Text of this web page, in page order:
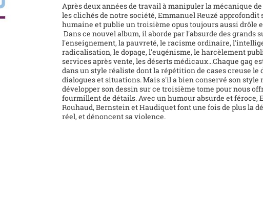
Après deux années de travail à manipuler la mécanique
les clichés de notre société, Emmanuel Reuzé approfondit
humaine et publie un troisième opus toujours aussi drôle
Dans ce nouvel album, il aborde par l'absurde des grands
l'enseignement, la pauvreté, le racisme ordinaire,
radicalisation, le dopage, l'eugénisme, le harcèlement
services après vente, les déserts médicaux...Chaque gag
dans un style réaliste dont la répétition de cases creuse le
dialogues et situations. Mais s'il a bien conservé son style
développer son dessin sur ce troisième tome pour nous
fourmillent de détails. Avec un humour absurde et féroce,
Rouhaud, Bernstein et Haudiquet font une fois de plus la
réel, et dénoncent sa violence.